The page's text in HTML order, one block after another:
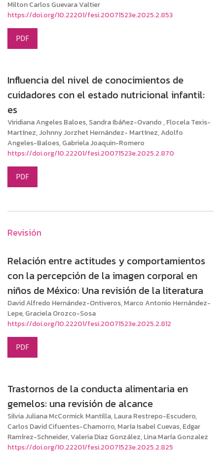
Milton Carlos Guevara Valtier
https://doi.org/10.22201/fesi.20071523e.2025.2.853
PDF
Influencia del nivel de conocimientos de
cuidadores con el estado nutricional infantil:
es
Viridiana Angeles Baloes, Sandra Ibáñez-Ovando , Flocela Texis-
Martínez, Johnny Jorzhet Hernández- Martínez, Adolfo
Angeles-Baloes, Gabriela Joaquin-Romero
https://doi.org/10.22201/fesi.20071523e.2025.2.870
PDF
Revisión
Relación entre actitudes y comportamientos
con la percepción de la imagen corporal en
niños de México: Una revisión de la literatura
David Alfredo Hernández-Ontiveros, Marco Antonio Hernández-
Lepe, Graciela Orozco-Sosa
https://doi.org/10.22201/fesi.20071523e.2025.2.812
PDF
Trastornos de la conducta alimentaria en
gemelos: una revisión de alcance
Silvia Juliana McCormick Mantilla, Laura Restrepo-Escudero,
Carlos David Cifuentes-Chamorro, María Isabel Cuevas, Edgar
Ramírez-Schneider, Valeria Diaz González, Lina María Gonzalez
https://doi.org/10.22201/fesi.20071523e.2025.2.825